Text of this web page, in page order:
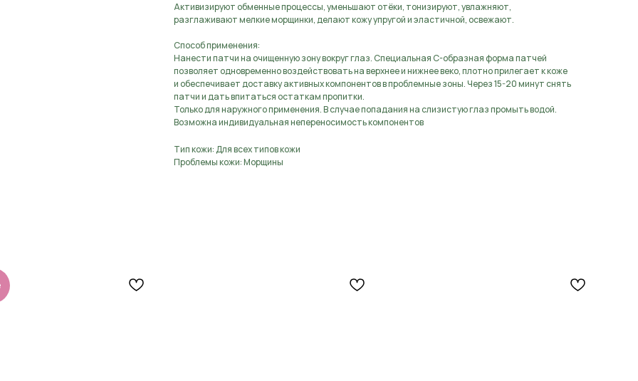
Активизируют обменные процессы, уменьшают отёки, тонизируют, увлажняют,
разглаживают мелкие морщинки, делают кожу упругой и эластичной, освежают.
Способ применения:
Нанести патчи на очищенную зону вокруг глаз. Специальная С-образная форма патчей
позволяет одновременно воздействовать на верхнее и нижнее веко, плотно прилегает к коже
и обеспечивает доставку активных компонентов в проблемные зоны. Через 15-20 минут снять
патчи и дать впитаться остаткам пропитки.
Только для наружного применения. В случае попадания на слизистую глаз промыть водой.
Возможна индивидуальная непереносимость компонентов
Тип кожи: Для всех типов кожи
Проблемы кожи: Морщины